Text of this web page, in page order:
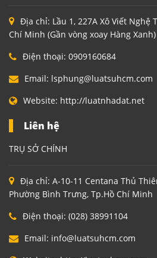
Địa chỉ: Lầu 1, 227A Xô Viết Nghệ
Chí Minh (Gần vòng xoay Hàng Xanh)
Điện thoại: 0909160684
Email: lsphung@luatsuhcm.com
Website: http://luatnhadat.net
Liên hệ
TRỤ SỞ CHÍNH
Địa chỉ: A-10-11 Centana Thủ
Phường Bình Trưng, Tp.Hồ Chí Minh
Điện thoại: (028) 38991104
Email: info@luatsuhcm.com